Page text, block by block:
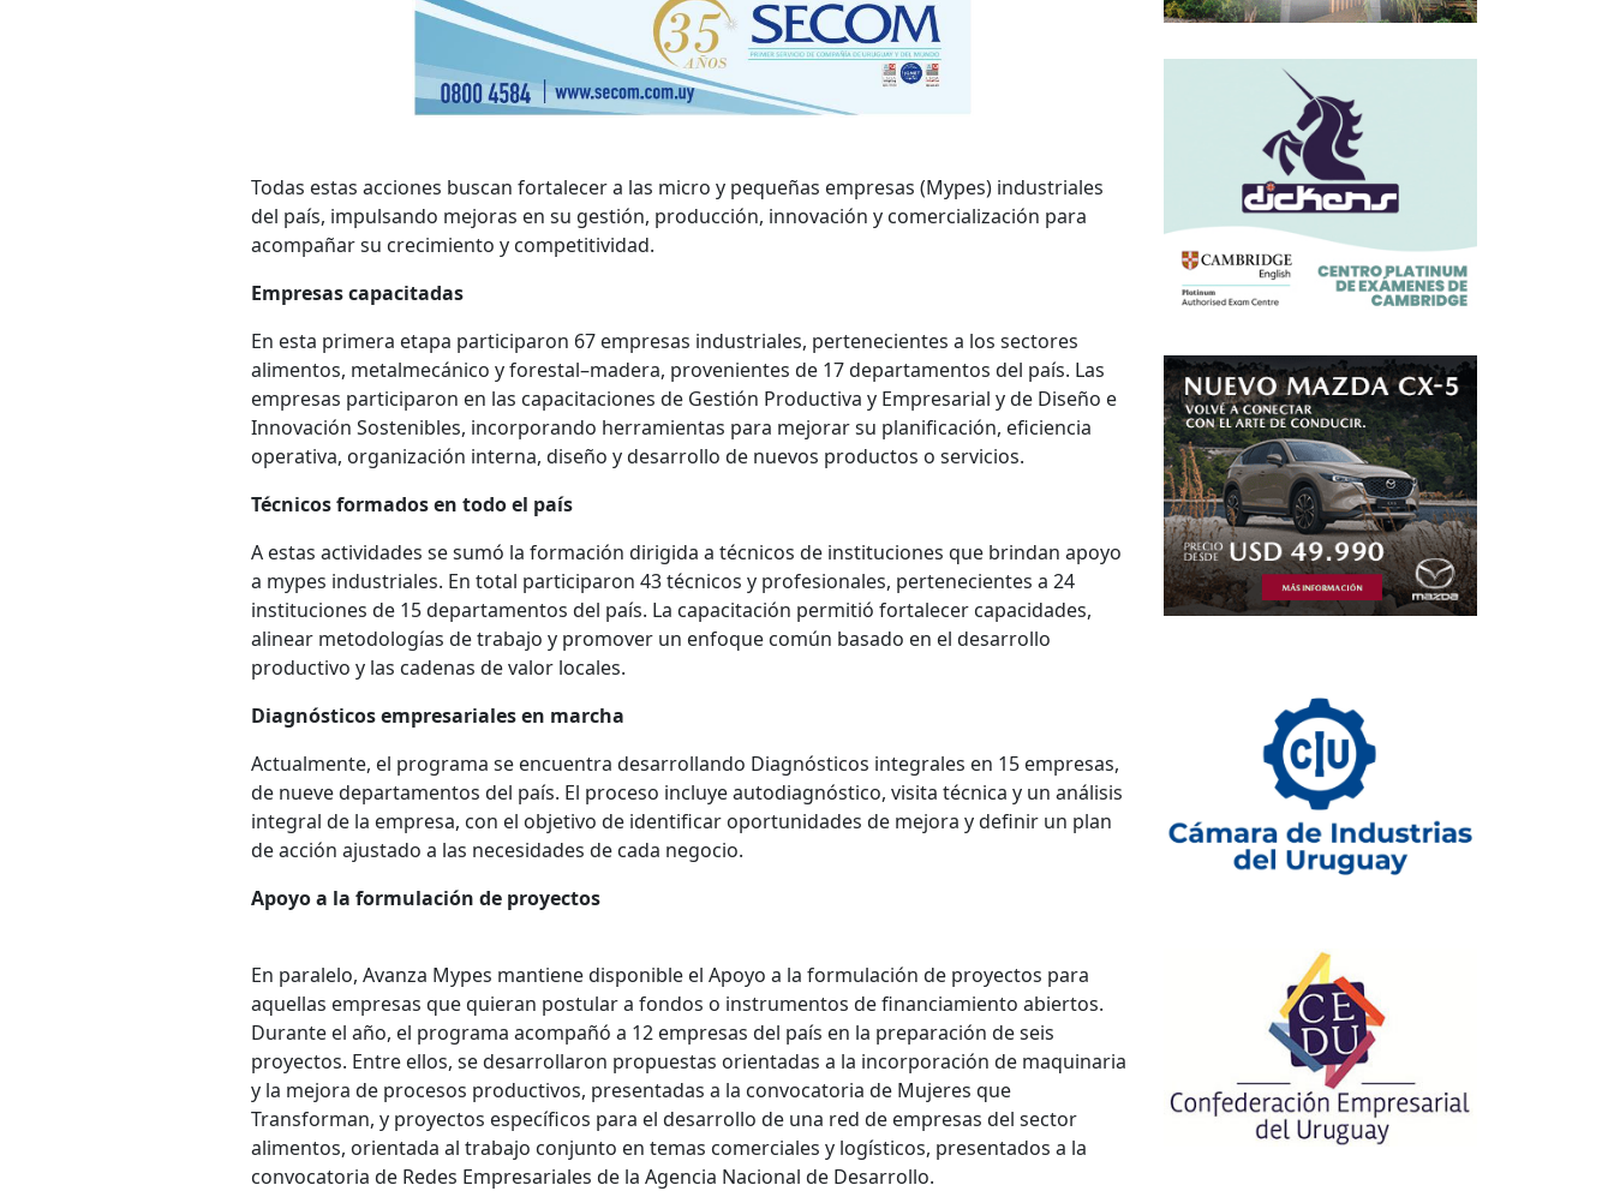
Todas estas acciones buscan fortalecer a las micro y pequeñas empresas (Mypes) industriales
del país, impulsando mejoras en su gestión, producción, innovación y comercialización para
acompañar su crecimiento y competitividad.
Empresas capacitadas
En esta primera etapa participaron 67 empresas industriales, pertenecientes a los sectores
alimentos, metalmecánico y forestal–madera, provenientes de 17 departamentos del país. Las
empresas participaron en las capacitaciones de Gestión Productiva y Empresarial y de Diseño e
Innovación Sostenibles, incorporando herramientas para mejorar su planificación, eficiencia
operativa, organización interna, diseño y desarrollo de nuevos productos o servicios.
Técnicos formados en todo el país
A estas actividades se sumó la formación dirigida a técnicos de instituciones que brindan apoyo
a mypes industriales. En total participaron 43 técnicos y profesionales, pertenecientes a 24
instituciones de 15 departamentos del país. La capacitación permitió fortalecer capacidades,
alinear metodologías de trabajo y promover un enfoque común basado en el desarrollo
productivo y las cadenas de valor locales.
Diagnósticos empresariales en marcha
Actualmente, el programa se encuentra desarrollando Diagnósticos integrales en 15 empresas,
de nueve departamentos del país. El proceso incluye autodiagnóstico, visita técnica y un análisis
integral de la empresa, con el objetivo de identificar oportunidades de mejora y definir un plan
de acción ajustado a las necesidades de cada negocio.
Apoyo a la formulación de proyectos
En paralelo, Avanza Mypes mantiene disponible el Apoyo a la formulación de proyectos para
aquellas empresas que quieran postular a fondos o instrumentos de financiamiento abiertos.
Durante el año, el programa acompañó a 12 empresas del país en la preparación de seis
proyectos. Entre ellos, se desarrollaron propuestas orientadas a la incorporación de maquinaria
y la mejora de procesos productivos, presentadas a la convocatoria de Mujeres que
Transforman, y proyectos específicos para el desarrollo de una red de empresas del sector
alimentos, orientada al trabajo conjunto en temas comerciales y logísticos, presentados a la
convocatoria de Redes Empresariales de la Agencia Nacional de Desarrollo.